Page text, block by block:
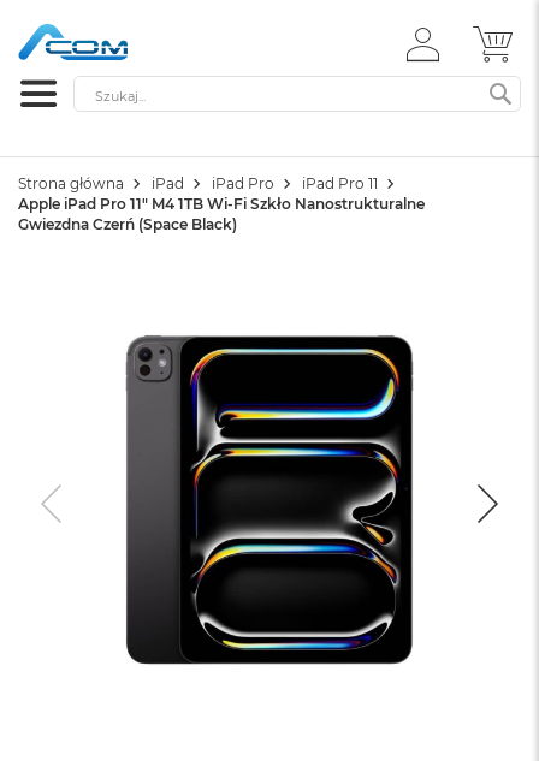
ZALOGUJ
SIĘ
Szukaj
Strona główna iPad iPad Pro
iPad Pro 11
Apple iPad Pro 11" M4 1TB Wi-Fi Szkło Nanostrukturalne
Gwiezdna Czerń (Space Black)